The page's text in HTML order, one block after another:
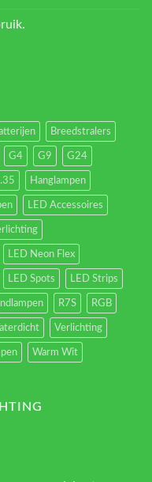
Breedstralers
G4 G9 G24
Hanglampen
LED Accessoires
LED Neon Flex
LED Spots LED Strips
R7S RGB
Verlichting
Warm Wit